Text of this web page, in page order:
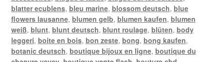
blatter ecublens, bleu marine, blossom deutsch, blue
flowers lausanne, blumen gelb, blumen kaufen, blumen
weiß, blunt, blunt deutsch, blunt roulage, blüten, body
leggeri, boite en bois, bon zeste, bong, bong kaufen,
botanic deutsch, boutique bijoux en ligne, boutique du